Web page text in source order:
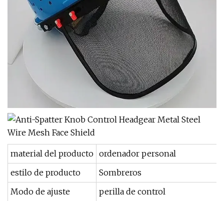
material del producto ordenador personal
estilo de producto
Sombreros
Modo de ajuste
perilla de control